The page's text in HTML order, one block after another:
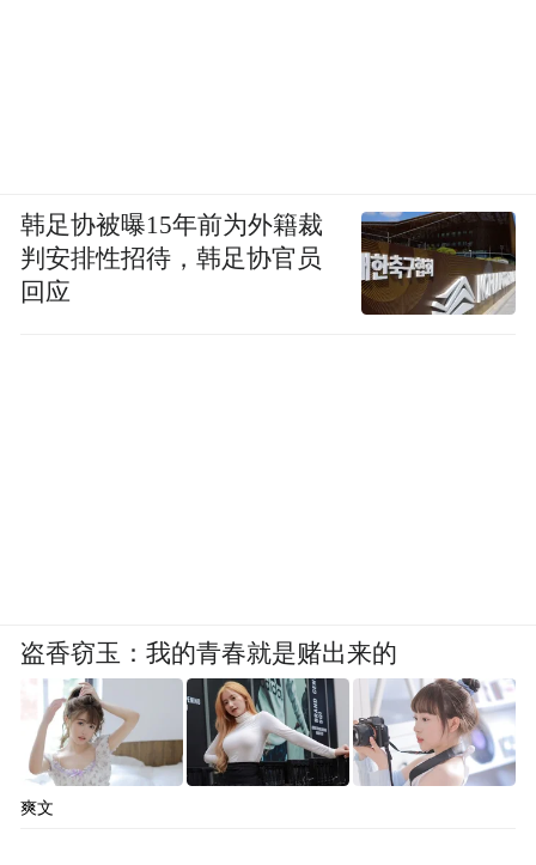
韩足协被曝15年前为外籍裁
判安排性招待，韩足协官员
回应
盗香窃玉：我的青春就是赌出来的
爽文